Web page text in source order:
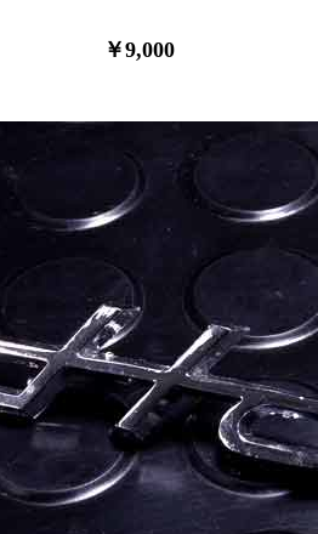
￥9,000